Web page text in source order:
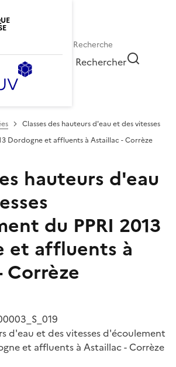
Rechercher
Classes des hauteurs d'eau et des vitesses
Dordogne et affluents à Astaillac - Corrèze
hauteurs d'eau
du PPRI 2013
et affluents à
Corrèze
d'eau et des vitesses d'écoulement
et affluents à Astaillac - Corrèze